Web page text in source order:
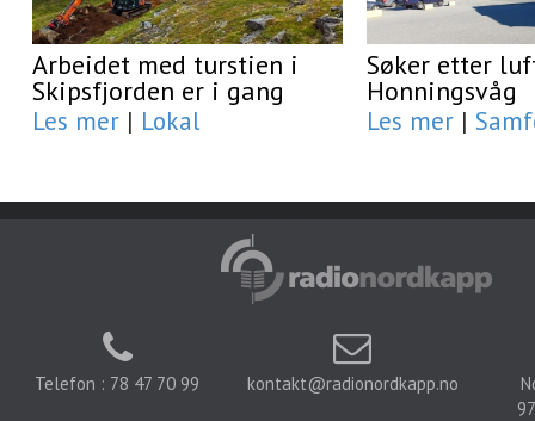
Arbeidet med turstien i
Skipsfjorden er i gang
Les mer | Lokal
Søker etter
Honningsvåg
Les mer |
Telefon : 78 47 70 99 kontakt@radionordkapp.no